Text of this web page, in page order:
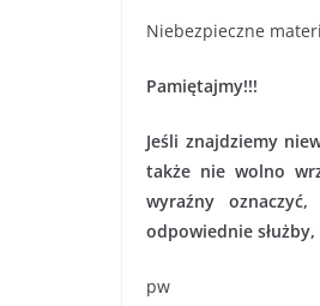
Niebezpieczne
Pamiętajmy!!!
Jeśli znajdziemy
także nie wolno
wyraźny
odpowiednie
pw